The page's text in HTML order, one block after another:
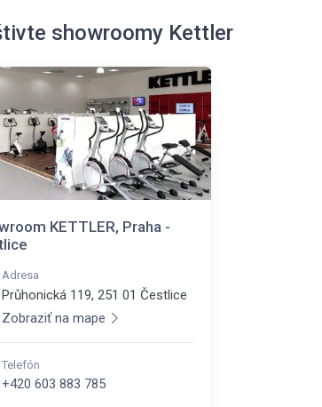
showroomy Kettler
KETTLER, Praha -
Adresa
Průhonická 119, 251 01 Čestlice
Zobraziť na mape
Telefón
+420 603 883 785